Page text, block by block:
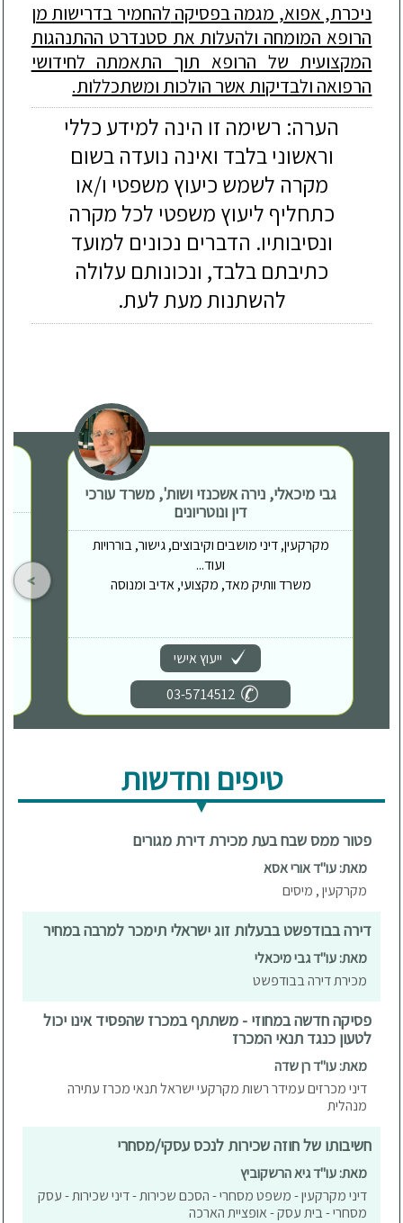
ניכרת, אפוא, מגמה בפסיקה להחמיר בדרישות מן
הרופא המומחה ולהעלות את סטנדרט ההתנהגות
המקצועית של הרופא תוך התאמתה לחידושי
הרפואה ולבדיקות אשר הולכות ומשתכללות.
הערה: רשימה זו הינה למידע כללי
וראשוני בלבד ואינה נועדה בשום
מקרה לשמש כיעוץ משפטי ו/או
כתחליף ליעוץ משפטי לכל מקרה
ונסיבותיו. הדברים נכונים למועד
כתיבתם בלבד, ונכונותם עלולה
להשתנות מעת לעת.
גבי מיכאלי, נירה אשכנזי ושות', משרד עורכי
דין ונוטריונים
מקרקעין, דיני מושבים וקיבוצים, גישור, בוררויות
ועוד...
משרד וותיק מאד, מקצועי, אדיב ומנוסה
ייעוץ אישי
03-5714512
טיפים וחדשות
פטור ממס שבח בעת מכירת דירת מגורים
מאת: עו"ד אורי אסא
מקרקעין , מיסים
דירה בבודפשט בבעלות זוג ישראלי תימכר למרבה במחיר
מאת: עו"ד גבי מיכאלי
מכירת דירה בבודפשט
פסיקה חדשה במחוזי - משתתף במכרז שהפסיד אינו יכול
לטעון כנגד תנאי המכרז
מאת: עו"ד רן שדה
דיני מכרזים עמידר רשות מקרקעי ישראל תנאי מכרז עתירה
מנהלית
חשיבותו של חוזה שכירות לנכס עסקי/מסחרי
מאת: עו"ד גיא הרשקוביץ
דיני מקרקעין - משפט מסחרי - הסכם שכירות - דיני שכירות - עסק
מסחרי - בית עסק - אופציית הארכה